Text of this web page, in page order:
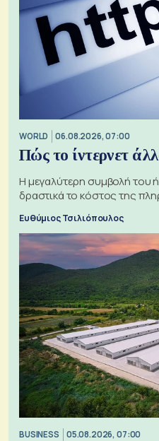
WORLD 06.08.2026, 07:00
Πώς το ίντερνετ
Η μεγαλύτερη συμβολή του
δραστικά το κόστος της
Ευθύμιος Τσιλιόπουλος
BUSINESS 05.08.2026, 07:00